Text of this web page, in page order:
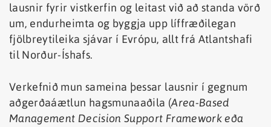
lausnir fyrir vistkerfin og leitast við að standa vörð
um, endurheimta og byggja upp líffræðilegan
fjölbreytileika sjávar í Evrópu, allt frá Atlantshafi
til Norður-Íshafs.
Verkefnið mun sameina þessar lausnir í gegnum
aðgerðaáætlun hagsmunaaðila (Area-Based
Management Decision Support Framework eða